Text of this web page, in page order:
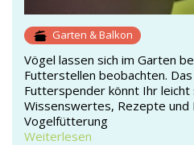
Garten & Balkon
Vögel lassen sich im Garten
Futterstellen beobachten.
Futterspender könnt Ihr leicht
Wissenswertes, Rezepte und
Vogelfütterung
Weiterlesen